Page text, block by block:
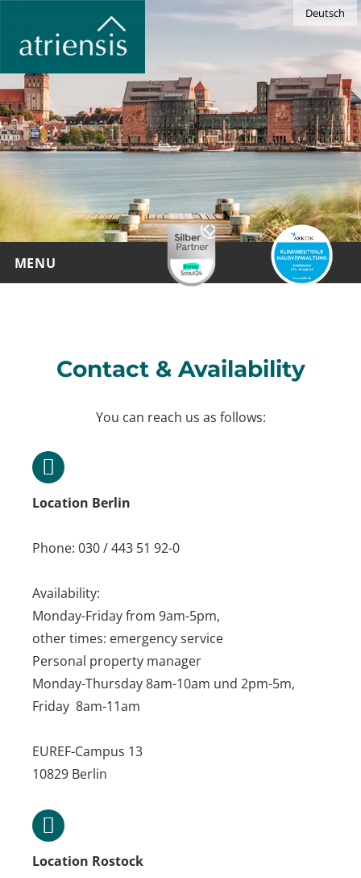
MENU
Deutsch
Contact & Availability
You can reach us as follows:
Location Berlin
Phone: 030 / 443 51 92-0
Availability:
Monday-Friday from 9am-5pm,
other times: emergency service
Personal property manager
Monday-Thursday 8am-10am und 2pm-5m,
Friday 8am-11am
EUREF-Campus 13
10829 Berlin
Location Rostock